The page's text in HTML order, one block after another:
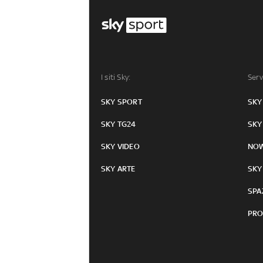
I siti Sky:
SKY SPORT
SKY TG24
SKY VIDEO
SKY ARTE